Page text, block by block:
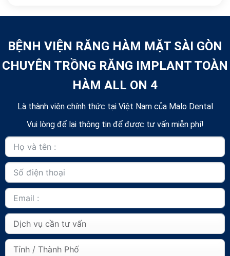
BỆNH VIỆN RĂNG HÀM MẶT SÀI GÒN
CHUYÊN TRỒNG RĂNG IMPLANT TOÀN
HÀM ALL ON 4
Là thành viên chính thức tại Việt Nam của Malo Dental
Vui lòng để lại thông tin để được tư vấn miễn phí!